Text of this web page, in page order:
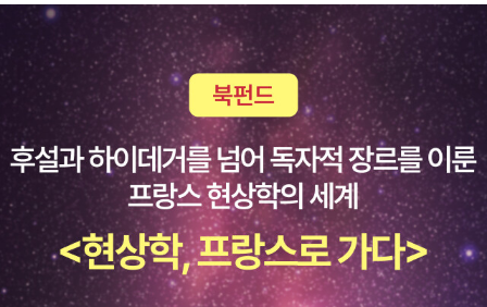
속으로 빠뜨린다. IT 전문가인 피에로 만자노는 블랙아웃 사태가 예
사롭지 않음을 직감하고, 단서를 찾아낸다. 정부기관에 이 사실을 알
리지만 여전히 블랙아웃은 해결되지 않고, 만자노는 사건의 용의자로
의심을 받아 쫓기는 신세가 된다. 유럽 곳곳에서 원자력발전소 가동
이 중단되고, 블랙아웃으로 야기되는 파국은 인류 대재앙을 불러일으
킨다. 전 세계를 마비시킨 블랙아웃의 원인은 무엇이며, 우리는 빛을
되찾을 수 있을 것인가? 지금, 인류의 생존을 위한 치열한 싸움이 시
작된다.-알라딘 책소개 권택명의 한 마디 이번에 한국어 번역 시집
발간을 위해 특별히 자선해 보내온 100편의 시편들은, 동서양의 예
술과 인생 전반을 아우르는 시인의 식견과 감성이 팔순의 연조와 더
혼자서 결정하는 일이란 없고, 의견을 강하게 피력하지도 못한다. 무
슨 일만 생기면 [침대에 누워서 생각해 봐야지]를 주문처럼 외우는 아
일리시는, 여주인공을 전면에 내세우는 소설에서는 흔히 볼 수 없는
무매력 캐릭터임에 분명하다. 이런 이유로 처음에는 좀처럼 아일리시
에게 빠져들기가 어렵지만 책장을 덮을 때쯤이면 아일리시는 사랑스
러운 동생이나 친구처럼 느껴진다. 무도장에서 주목받지 못하는 자신
을 창피해하고, 하숙집 사람들과 서로를 의심하며 신경전을 벌이고,
사랑 앞에서 머뭇거리는 아일리시의 아주 사소한 감정의 움직임까지
도 놓치지 않는 작가의 집요한 시선 덕분이다. 담백한 문장으로 짚어
나가는 소녀의 내면은 남성 작가가 썼다는 것이 믿기지 않을 정도로
악한 마녀라면?'이란 물음과 이에 대응하는 딸의 모습이 어떻게 그려
질지 궁금하다. 그리고 이 책과 작가에 대한 수많은 호평은 인식의 폭
을 더 넓혀줄 것 같다. '정말로 판타지 소설 같은 판타지 소설에 관한
이야기'라는 평은 호기심을 아주 크게 자극한다.